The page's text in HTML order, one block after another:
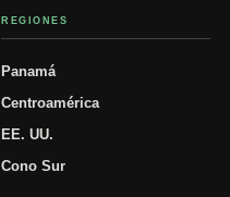
REGIONES
Panamá
Centroamérica
EE. UU.
Cono Sur